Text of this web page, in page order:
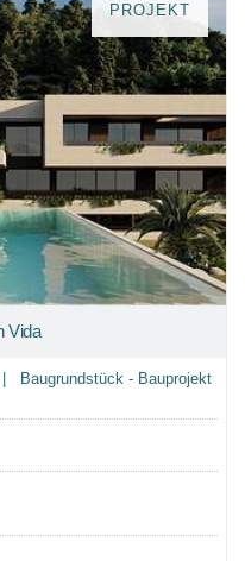
PROJEKT
Vida
Baugrundstück - Bauprojekt